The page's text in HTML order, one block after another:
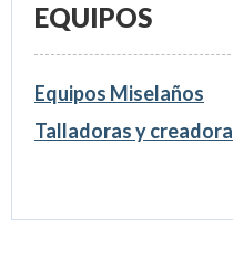
EQUIPOS
Equipos Miselaños
Talladoras y